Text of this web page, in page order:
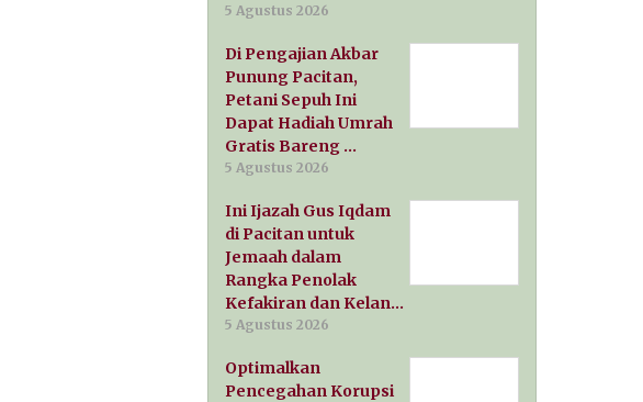
5 Agustus 2026
Di Pengajian Akbar
Punung Pacitan,
Petani Sepuh Ini
Dapat Hadiah Umrah
Gratis Bareng …
5 Agustus 2026
Ini Ijazah Gus Iqdam
di Pacitan untuk
Jemaah dalam
Rangka Penolak
Kefakiran dan Kelan…
5 Agustus 2026
Optimalkan
Pencegahan Korupsi